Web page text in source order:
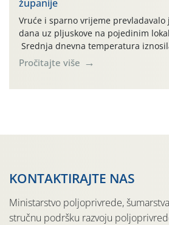
jedinki. U starijim nasadima, na
pločama s […]
županije
Vruće i sparno vrijeme
dana uz pljuskove na pojedinim
Srednja dnevna temperatura
maksimalne su posljednjih dana
Simptome plamenjače vinove loze
Pročitajte više
KONTAKTIRAJTE NAS
Ministarstvo poljoprivrede,
stručnu podršku razvoju